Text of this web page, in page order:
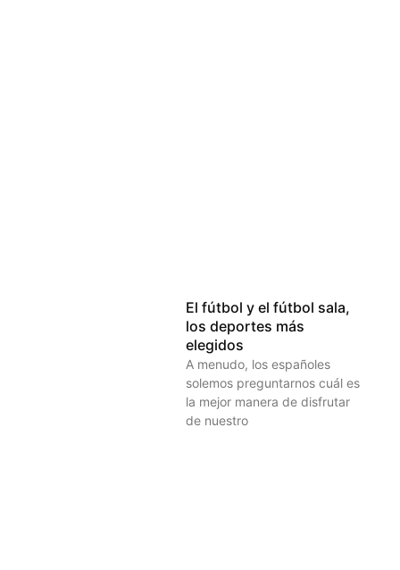
El fútbol y el fútbol sala,
los deportes más
elegidos
A menudo, los españoles
solemos preguntarnos cuál es
la mejor manera de disfrutar
de nuestro